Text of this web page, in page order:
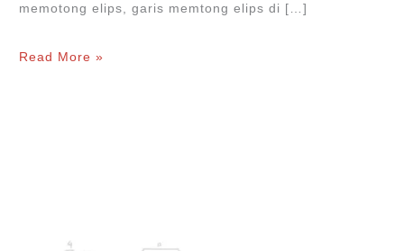
memotong elips, garis memtong elips di […]
Kedudukan
Read More »